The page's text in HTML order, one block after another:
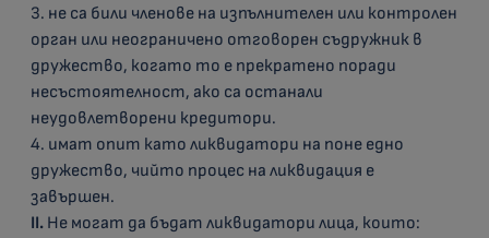
3. не са били членове на изпълнителен или контролен
орган или неограничено отговорен съдружник в
дружество, когато то е прекратено поради
несъстоятелност, ако са останали
неудовлетворени кредитори.
4. имат опит като ликвидатори на поне едно
дружество, чийто процес на ликвидация е
завършен.
II. Не могат да бъдат ликвидатори лица, които: